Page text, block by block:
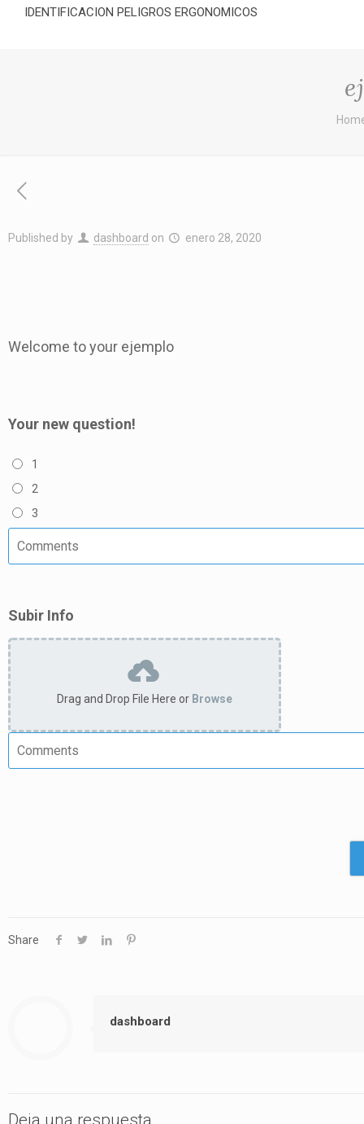
IDENTIFICACION PELIGROS ERGONOMICOS
Published by dashboard on enero 28, 2020
Welcome to your ejemplo
Your new question!
1
2
3
Subir Info
Drag and Drop File Here or Browse
Share
dashboard
Deja una respuesta